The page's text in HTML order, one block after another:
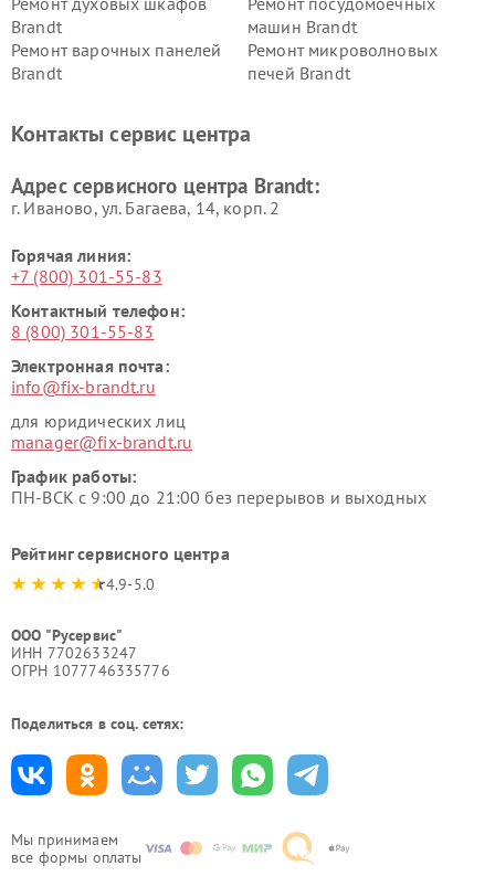
Мы принимаем
все формы оплаты
Brandt
машин Brandt
Ремонт варочных панелей
Brandt
Ремонт микроволновых
печей Brandt
Контакты сервис центра
Адрес сервисного центра Brandt:
г. Иваново, ул. Багаева, 14, корп. 2
Горячая линия:
+7 (800) 301-55-83
Контактный телефон:
8 (800) 301-55-83
Электронная почта:
info@fix-brandt.ru
для юридических лиц
manager@fix-brandt.ru
График работы:
ПН-ВСК с 9:00 до 21:00 без перерывов и выходных
Рейтинг сервисного центра
4.9-5.0
ООО "Русервис"
ИНН 7702633247
ОГРН 1077746335776
Поделиться в соц. сетях: